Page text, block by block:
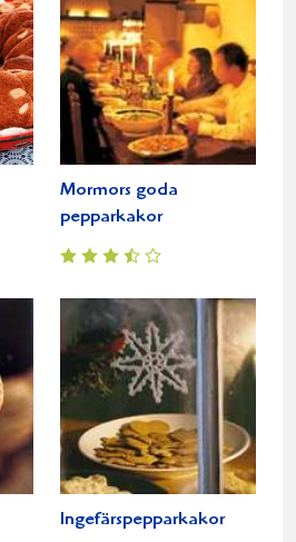
Mormors goda
pepparkakor
Ingefärspepparkakor